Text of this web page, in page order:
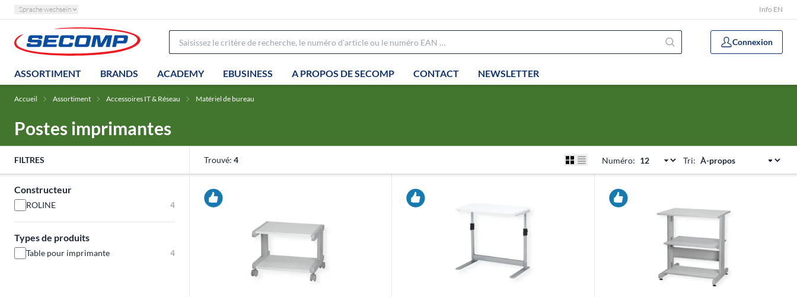
Sprache wechseln Info EN
Connexion
ASSORTIMENT BRANDS ACADEMY EBUSINESS A PROPOS DE SECOMP CONTACT NEWSLETTER
Accueil Assortiment Accessoires IT & Réseau Matériel de bureau
Postes imprimantes
FILTRES
Constructeur
ROLINE 4
Types de produits
Table pour imprimante 4
Trouvé: 4 Numéro: Tri: